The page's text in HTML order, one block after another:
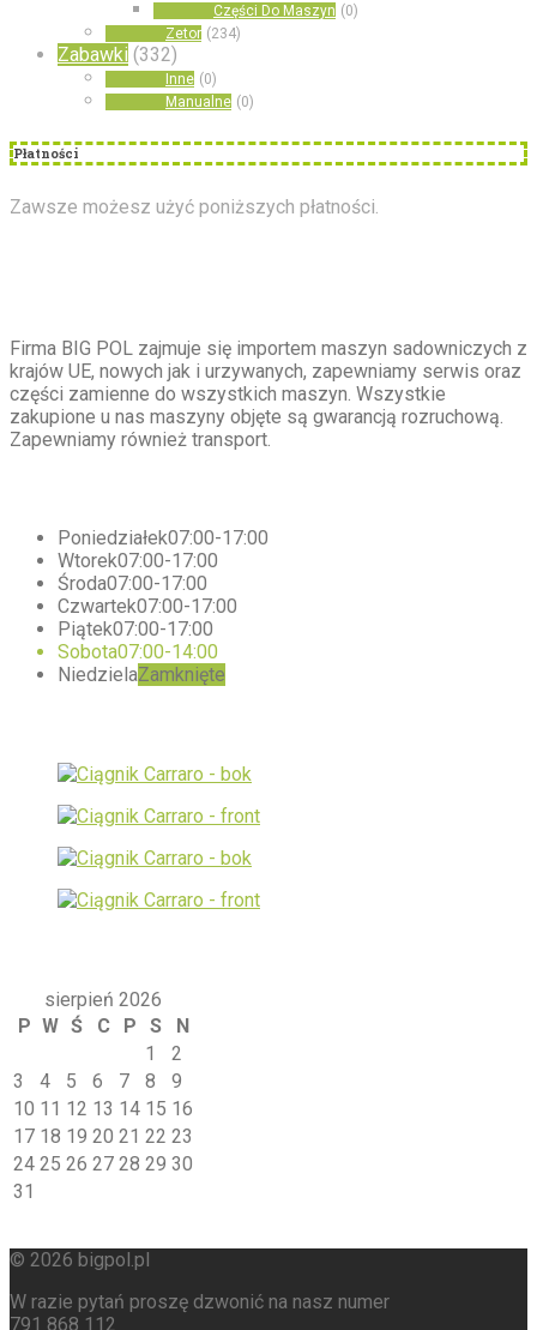
Części Do Maszyn (0)
Zetor (234)
Zabawki (332)
Inne (0)
Manualne (0)
Płatności
Zawsze możesz użyć poniższych płatności.
Firma BIG POL zajmuje się importem maszyn sadowniczych z
krajów UE, nowych jak i urzywanych, zapewniamy serwis oraz
części zamienne do wszystkich maszyn. Wszystkie
zakupione u nas maszyny objęte są gwarancją rozruchową.
Zapewniamy również transport.
Poniedziałek07:00-17:00
Wtorek07:00-17:00
Środa07:00-17:00
Czwartek07:00-17:00
Piątek07:00-17:00
Sobota07:00-14:00
NiedzielaZamknięte
sierpień 2026
P W Ś C P S
N
1
2
3
4 5 6 7 8
9
10 11 12 13 14 15 16
17 18 19 20 21 22 23
24 25 26 27 28 29 30
31
© 2026 bigpol.pl
W razie pytań proszę dzwonić na nasz numer
791 868 112